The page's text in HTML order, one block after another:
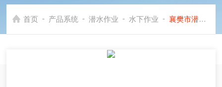
首页 - 产品系统 - 潜水作业 - 水下作业 - 襄樊市潜水作业公司